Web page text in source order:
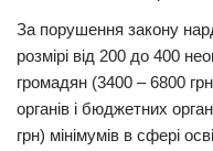
За порушення закону
розмірі від 200 до 400
громадян (3400 – 6800
органів і бюджетних
грн) мінімумів в сфері